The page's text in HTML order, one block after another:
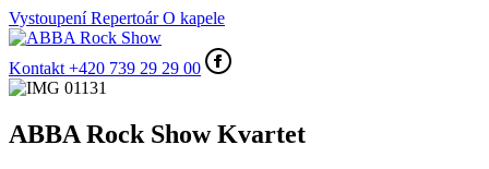
VystoupeníRepertoárO kapele
Kontakt +420 739 29 29 00
ABBA Rock Show Kvartet